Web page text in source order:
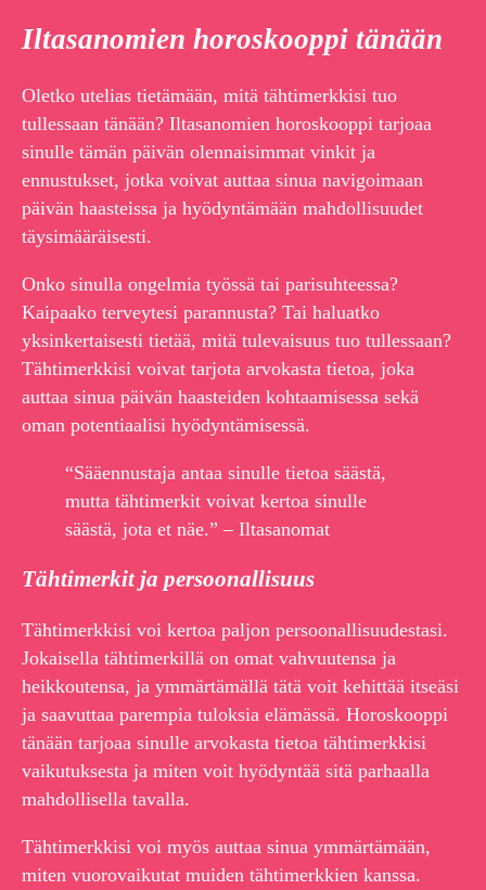
Iltasanomien horoskooppi tänään
Oletko utelias tietämään, mitä tähtimerkkisi tuo
tullessaan tänään? Iltasanomien horoskooppi tarjoaa
sinulle tämän päivän olennaisimmat vinkit ja
ennustukset, jotka voivat auttaa sinua navigoimaan
päivän haasteissa ja hyödyntämään mahdollisuudet
täysimääräisesti.
Onko sinulla ongelmia työssä tai parisuhteessa?
Kaipaako terveytesi parannusta? Tai haluatko
yksinkertaisesti tietää, mitä tulevaisuus tuo tullessaan?
Tähtimerkkisi voivat tarjota arvokasta tietoa, joka
auttaa sinua päivän haasteiden kohtaamisessa sekä
oman potentiaalisi hyödyntämisessä.
“Sääennustaja antaa sinulle tietoa säästä,
mutta tähtimerkit voivat kertoa sinulle
säästä, jota et näe.” – Iltasanomat
Tähtimerkit ja persoonallisuus
Tähtimerkkisi voi kertoa paljon persoonallisuudestasi.
Jokaisella tähtimerkillä on omat vahvuutensa ja
heikkoutensa, ja ymmärtämällä tätä voit kehittää itseäsi
ja saavuttaa parempia tuloksia elämässä. Horoskooppi
tänään tarjoaa sinulle arvokasta tietoa tähtimerkkisi
vaikutuksesta ja miten voit hyödyntää sitä parhaalla
mahdollisella tavalla.
Tähtimerkkisi voi myös auttaa sinua ymmärtämään,
miten vuorovaikutat muiden tähtimerkkien kanssa.